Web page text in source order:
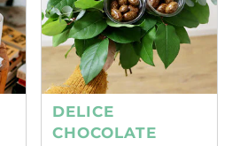
DELICE
CHOCOLATE